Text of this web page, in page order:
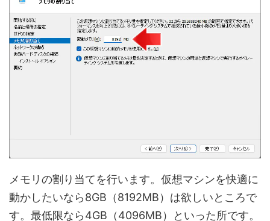
メモリの割り当てを行います。仮想マシンを快適に
動かしたいなら8GB（8192MB）は欲しいところで
す。最低限なら4GB（4096MB）といった所です。